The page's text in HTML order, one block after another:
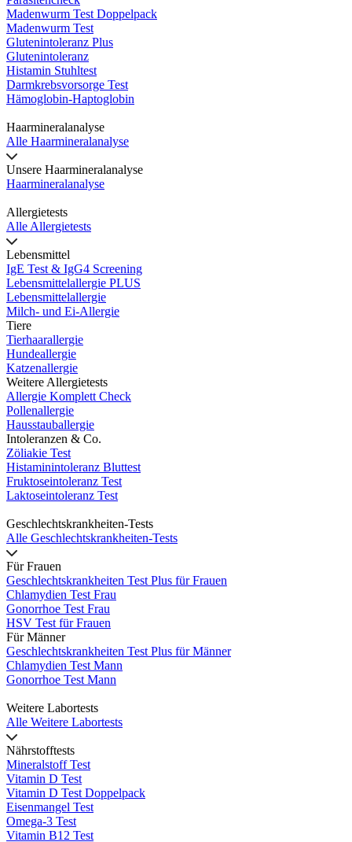
Madenwurm Test Doppelpack
Madenwurm Test
Glutenintoleranz Plus
Glutenintoleranz
Histamin Stuhltest
Darmkrebsvorsorge Test
Hämoglobin-Haptoglobin
Haarmineralanalyse
Alle Haarmineralanalyse
Unsere Haarmineralanalyse
Haarmineralanalyse
Allergietests
Alle Allergietests
Lebensmittel
IgE Test & IgG4 Screening
Lebensmittelallergie PLUS
Lebensmittelallergie
Milch- und Ei-Allergie
Tiere
Tierhaarallergie
Hundeallergie
Katzenallergie
Weitere Allergietests
Allergie Komplett Check
Pollenallergie
Hausstauballergie
Intoleranzen & Co.
Zöliakie Test
Histaminintoleranz Bluttest
Fruktoseintoleranz Test
Laktoseintoleranz Test
Geschlechtskrankheiten-Tests
Alle Geschlechtskrankheiten-Tests
Für Frauen
Geschlechtskrankheiten Test Plus für Frauen
Chlamydien Test Frau
Gonorrhoe Test Frau
HSV Test für Frauen
Für Männer
Geschlechtskrankheiten Test Plus für Männer
Chlamydien Test Mann
Gonorrhoe Test Mann
Weitere Labortests
Alle Weitere Labortests
Nährstofftests
Mineralstoff Test
Vitamin D Test
Vitamin D Test Doppelpack
Eisenmangel Test
Omega-3 Test
Vitamin B12 Test